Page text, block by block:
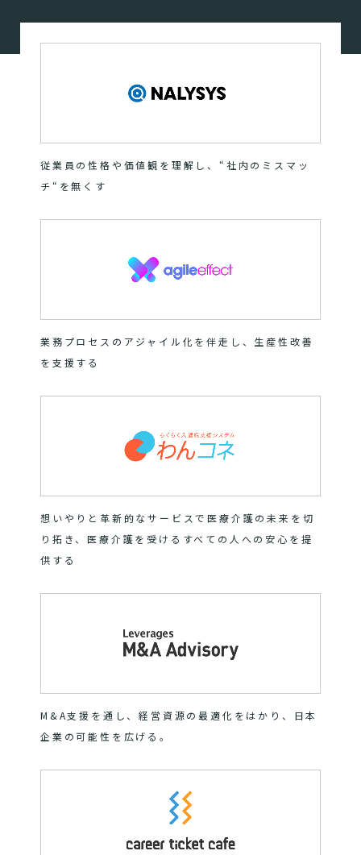
従業員の性格や価値観を理解し、“社内のミスマッ
チ“を無くす
業務プロセスのアジャイル化を伴走し、生産性改善
を支援する
想いやりと革新的なサービスで医療介護の未来を切
り拓き、医療介護を受けるすべての人への安心を提
供する
M&A支援を通し、経営資源の最適化をはかり、日本
企業の可能性を広げる。